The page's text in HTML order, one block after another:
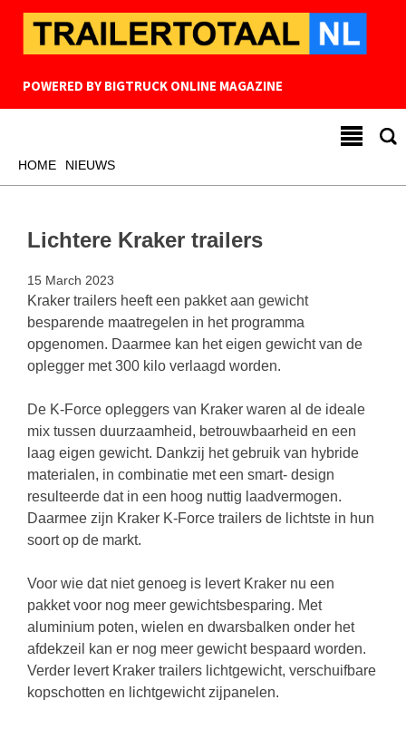
POWERED BY BIGTRUCK ONLINE MAGAZINE
HOME NIEUWS
Lichtere Kraker trailers
15 March 2023
Kraker trailers heeft een pakket aan gewicht
besparende maatregelen in het programma
opgenomen. Daarmee kan het eigen gewicht van de
oplegger met 300 kilo verlaagd worden.
De K-Force opleggers van Kraker waren al de ideale
mix tussen duurzaamheid, betrouwbaarheid en een
laag eigen gewicht. Dankzij het gebruik van hybride
materialen, in combinatie met een smart- design
resulteerde dat in een hoog nuttig laadvermogen.
Daarmee zijn Kraker K-Force trailers de lichtste in hun
soort op de markt.
Voor wie dat niet genoeg is levert Kraker nu een
pakket voor nog meer gewichtsbesparing. Met
aluminium poten, wielen en dwarsbalken onder het
afdekzeil kan er nog meer gewicht bespaard worden.
Verder levert Kraker trailers lichtgewicht, verschuifbare
kopschotten en lichtgewicht zijpanelen.